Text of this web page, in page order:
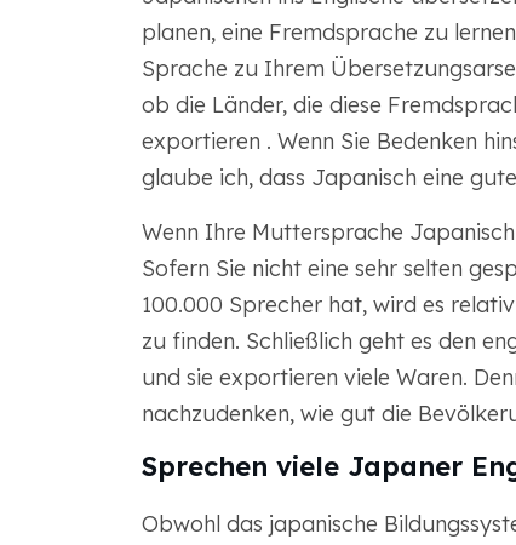
planen, eine Fremdsprache zu
Sprache zu Ihrem
ob die Länder, die diese
exportieren . Wenn Sie Bedenken
glaube ich, dass Japanisch eine
Wenn Ihre Muttersprache
Sofern Sie nicht eine sehr selten
100.000 Sprecher hat, wird es
zu finden. Schließlich geht es den
und sie exportieren viele Waren.
nachzudenken, wie gut die
Sprechen viele Japaner
Obwohl das japanische